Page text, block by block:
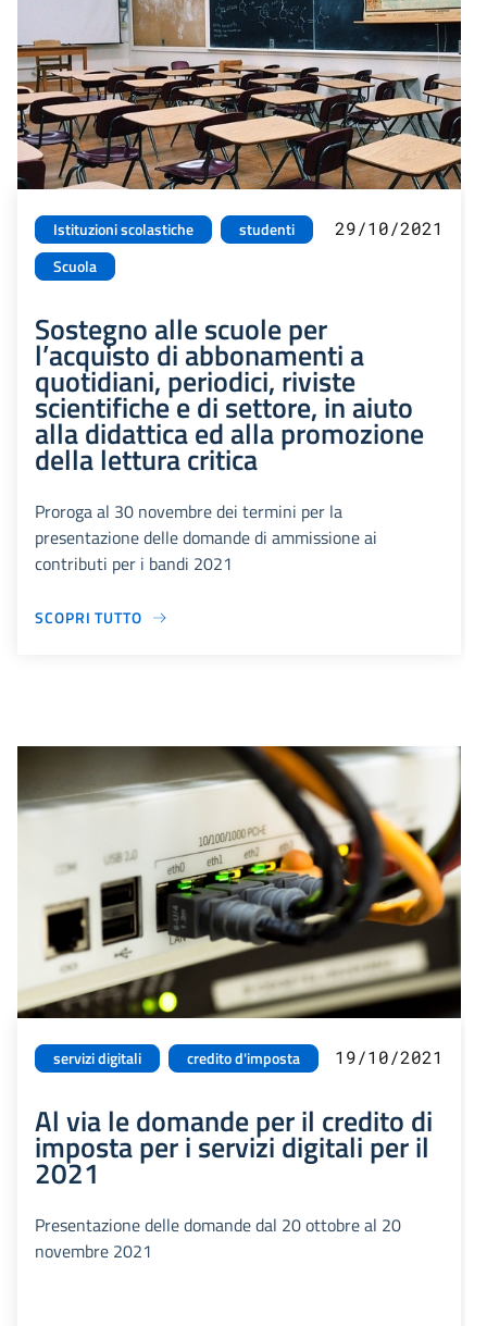
Istituzioni scolastiche
studenti
Scuola
29/10/2021
Sostegno alle scuole per
l’acquisto di abbonamenti a
quotidiani, periodici, riviste
scientifiche e di settore, in aiuto
alla didattica ed alla promozione
della lettura critica
Proroga al 30 novembre dei termini per la
presentazione delle domande di ammissione ai
contributi per i bandi 2021
SCOPRI TUTTO
servizi digitali credito d'imposta 19/10/2021
Al via le domande per il credito di
imposta per i servizi digitali per il
2021
Presentazione delle domande dal 20 ottobre al 20
novembre 2021